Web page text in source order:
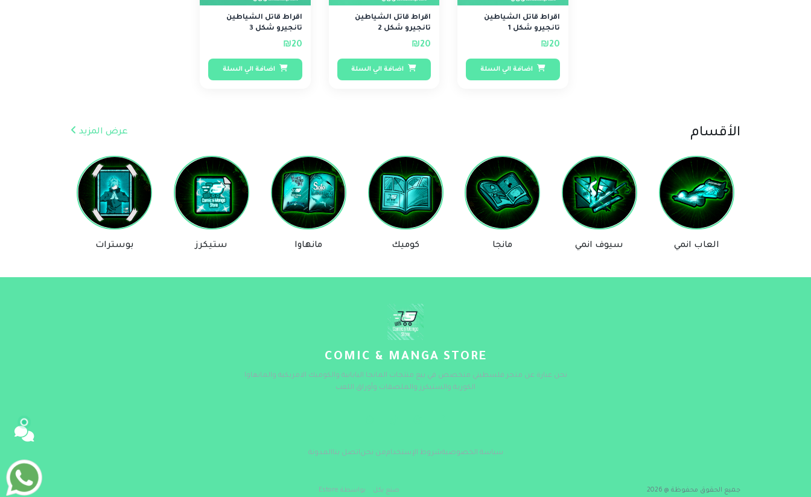
اقراط قاتل الشياطين
تانجيرو شكل 1
₪20
اضافة الي السلة
اقراط قاتل الشياطين
تانجيرو شكل 2
₪20
اضافة الي السلة
اقراط قاتل الشياطين
تانجيرو شكل 3
₪20
اضافة الي السلة
الأقسام عرض المزيد
العاب انمي سيوف انمي مانجا كوميك مانهاوا ستيكرز بوسترات مساعد Comic & Manga Store
COMIC & MANGA STORE
نحن عبارة عن متجر فلسطيني متخصص في بيع منتجات المانجا اليابانية والكوميك الامريكية والمانهاوا
الكورية والستيكرز والملصقات وأوراق اللعب
سياسة الخصوصيةشروط الإستخداممن نحناتصل بناالمدونة
جميع الحقوق محفوظة @ 2026 صنع بكل بواسطة Estore